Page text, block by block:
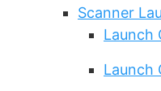
Scanner
Launch
Launch